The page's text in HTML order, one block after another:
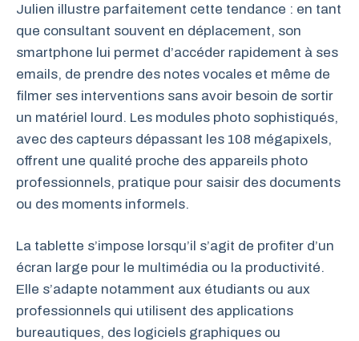
Julien illustre parfaitement cette tendance : en tant
que consultant souvent en déplacement, son
smartphone lui permet d’accéder rapidement à ses
emails, de prendre des notes vocales et même de
filmer ses interventions sans avoir besoin de sortir
un matériel lourd. Les modules photo sophistiqués,
avec des capteurs dépassant les 108 mégapixels,
offrent une qualité proche des appareils photo
professionnels, pratique pour saisir des documents
ou des moments informels.
La tablette s’impose lorsqu’il s’agit de profiter d’un
écran large pour le multimédia ou la productivité.
Elle s’adapte notamment aux étudiants ou aux
professionnels qui utilisent des applications
bureautiques, des logiciels graphiques ou